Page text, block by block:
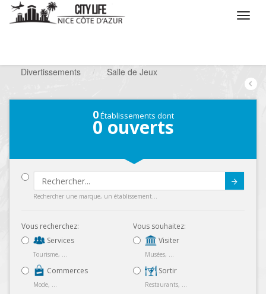
Divertissements
/ Salle de Jeux
0Établissements dont
0 ouverts
Rechercher une marque, un établissement...
Vous recherchez:
Services
Tourisme, ...
Commerces
Mode, ...
Vous souhaitez:
Visiter
Musées, ...
Sortir
Restaurants, ...